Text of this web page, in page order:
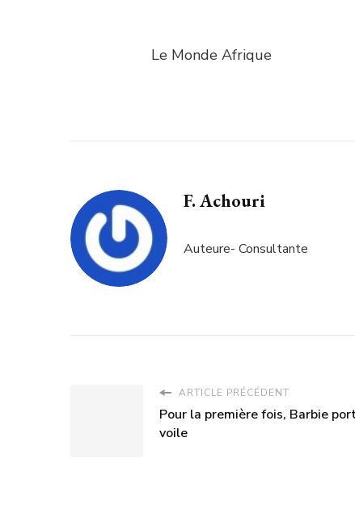
Le Monde Afrique
F. Achouri
Auteure- Consultante
ARTICLE PRÉCÉDENT
Pour la première fois, Barbie
voile